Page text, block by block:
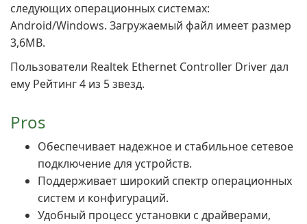
следующих операционных системах:
Android/Windows. Загружаемый файл имеет размер
3,6MB.
Пользователи Realtek Ethernet Controller Driver дал
ему Рейтинг 4 из 5 звезд.
Pros
Обеспечивает надежное и стабильное сетевое
подключение для устройств.
Поддерживает широкий спектр операционных
систем и конфигураций.
Удобный процесс установки с драйверами,